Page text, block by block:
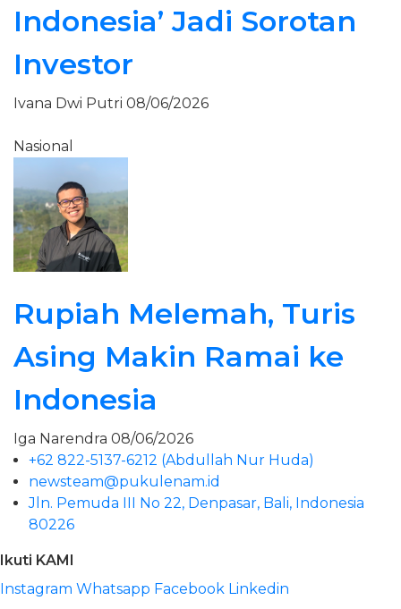
Indonesia’ Jadi Sorotan
Investor
Ivana Dwi Putri 08/06/2026
Nasional
Rupiah Melemah, Turis
Asing Makin Ramai ke
Indonesia
Iga Narendra 08/06/2026
+62 822-5137-6212 (Abdullah Nur Huda)
newsteam@pukulenam.id
Jln. Pemuda III No 22, Denpasar, Bali, Indonesia
80226
Ikuti KAMI
Instagram Whatsapp Facebook Linkedin